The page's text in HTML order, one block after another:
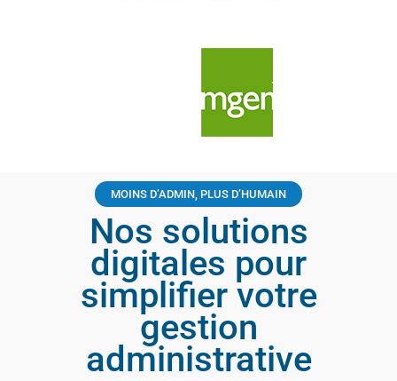
MOINS D’ADMIN, PLUS D’HUMAIN
Nos solutions
digitales pour
simplifier votre
gestion
administrative